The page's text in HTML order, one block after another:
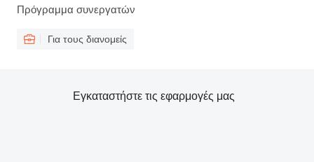
Πρόγραμμα συνεργατών
Για τους διανομείς
Εγκαταστήστε τις εφαρμογές μας